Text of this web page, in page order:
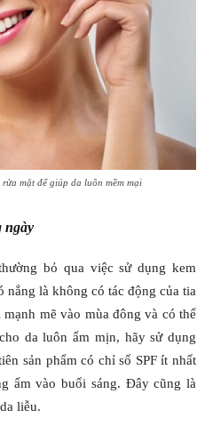
mặt để giúp da luôn mềm mại
ngày
bỏ qua việc sử dụng kem
là không có tác động của tia
mẽ vào mùa đông và có thể
da luôn ẩm mịn, hãy sử dụng
sản phẩm có chỉ số SPF ít nhất
ẩm vào buổi sáng. Đây cũng là
liễu.